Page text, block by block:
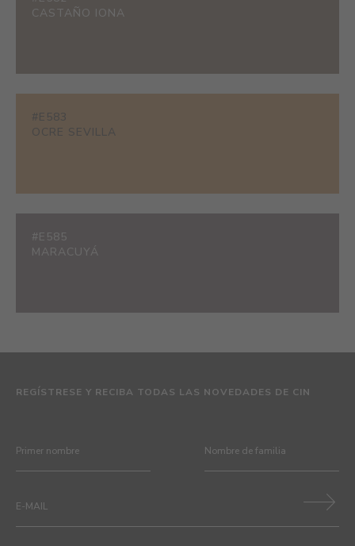
CASTAÑO IONA
#E583
OCRE SEVILLA
#E585
MARACUYÁ
REGÍSTRESE Y RECIBA TODAS LAS NOVEDADES DE CIN